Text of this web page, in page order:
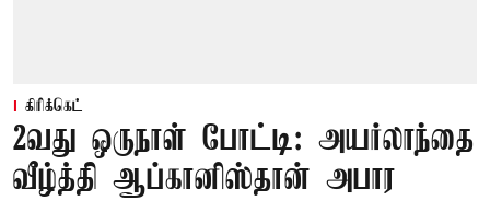
கிரிக்கெட்
2வது ஒருநாள் போட்டி: அயர்லாந்தை
வீழ்த்தி ஆப்கானிஸ்தான் அபார